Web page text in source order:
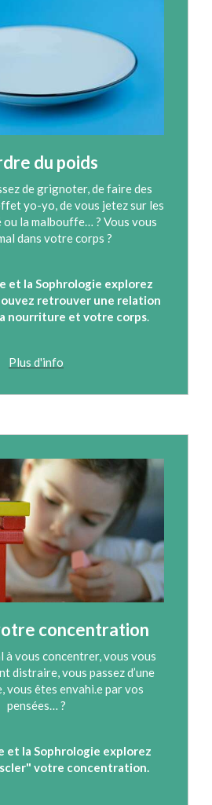
du poids
de grignoter, de faire des
yo-yo, de vous jetez sur les
ou la malbouffe… ? Vous vous
dans votre corps ?
et la Sophrologie explorez
retrouver une relation
nourriture et votre corps.
Plus d'info
concentration
à vous concentrer, vous vous
distraire, vous passez d’une
vous êtes envahi.e par vos
pensées… ?
et la Sophrologie explorez
votre concentration.